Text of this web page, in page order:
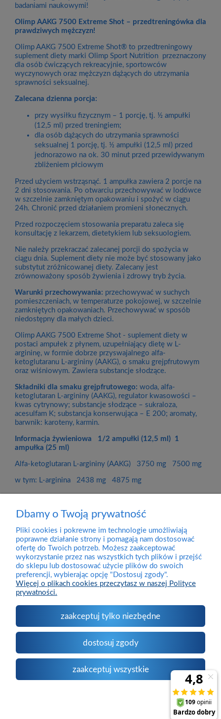
badaniami naukowymi!
Olimp AAKG 7500 Extreme Shot – przedtreningówka dla
prawdziwych mężczyzn!
Olimp AAKG 7500 Extreme Shot® to przedtreningowy
suplement diety marki Olimp Sport Nutrition przeznaczony
dla osób ćwiczących rekreacyjnie, sportowców
wyczynowych oraz mężczyzn dążących do utrzymania
sprawności seksualnej.
Zalecana dzienna porcja:
przy wysiłku fizycznym – 1 porcję, tj. ½ ampułki
(12,5 ml) przed treningiem;
dla osób dążących do utrzymania sprawności
seksualnej 1 porcję, tj. ½ ampułki (12,5 ml) przed
jednorazowo na ok. 30 minut przed przewidywanym
zbliżeniem płciowym
Przed użyciem wstrząsnąć. 1 ampułka zawiera 2 porcje na
2 dni stosowania. Po otwarciu przechowywać w lodówce
w szczelnie zamkniętym opakowaniu i spożyć w ciągu
24h. Chronić przed działaniem promieni słonecznych.
Przed rozpoczęciem stosowania preparatu zaleca się
konsultację z lekarzem, dietetykiem lub seksuologiem.
Nie należy przekraczać zalecanej porcji do spożycia w
ciągu dnia. Suplement diety nie może być stosowany jako
substytut zróżnicowanej diety. Zalecany jest
zrównoważony sposób żywienia i zdrowy tryb życia.
Warunki przechowywania: przechowywać w suchych
pomieszczeniach, w temperaturze pokojowej, w szczelnie
zamkniętych opakowaniach. Przechowywać w sposób
niedostępny dla małych dzieci.
Olimp AAKG 7500 Extreme Shot - suplement diety w
postaci ampułek z płynem, uzupełniający dietę w L-
argininę, w formie dobrze przyswajalnego alfa-
ketoglutaranu L-argininy (AAKG), o smaku grejpfrutowym
oraz wiśniowym. Zawiera substancje słodzące.
Składniki dla smaku grejpfrutowego: woda, alfa-
ketoglutaran L-argininy (AAKG), regulator kwasowości –
kwas cytrynowy; substancje słodzące – sukraloza,
acesulfam K; substancja konserwująca – E 200; aromaty,
barwnik: karoteny, karmin.
Informacja żywieniowa 1/2 ampułki (12,5 ml) 1
ampułka (25 ml)
Alfa-ketoglutaran L-argininy (AAKG) 3750 mg 7500 mg
w tym: L-arginina 2438 mg 4875 mg
Dostawa
Pomoc
O firmie
Kontakt
Dbamy o Twoją prywatność
Pliki cookies i pokrewne im technologie umożliwiają
poprawne działanie strony i pomagają nam dostosować
ofertę do Twoich potrzeb. Możesz zaakceptować
wykorzystanie przez nas wszystkich tych plików i przejść
do sklepu lub dostosować użycie plików do swoich
preferencji, wybierając opcję "Dostosuj zgody".
Więcej o plikach cookies przeczytasz w naszej Polityce
prywatności.
zaakceptuj tylko niezbędne
dostosuj zgody
zaakceptuj wszystkie